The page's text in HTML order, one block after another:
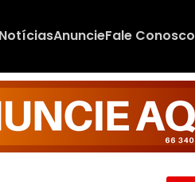
AnuncieFale Conosco